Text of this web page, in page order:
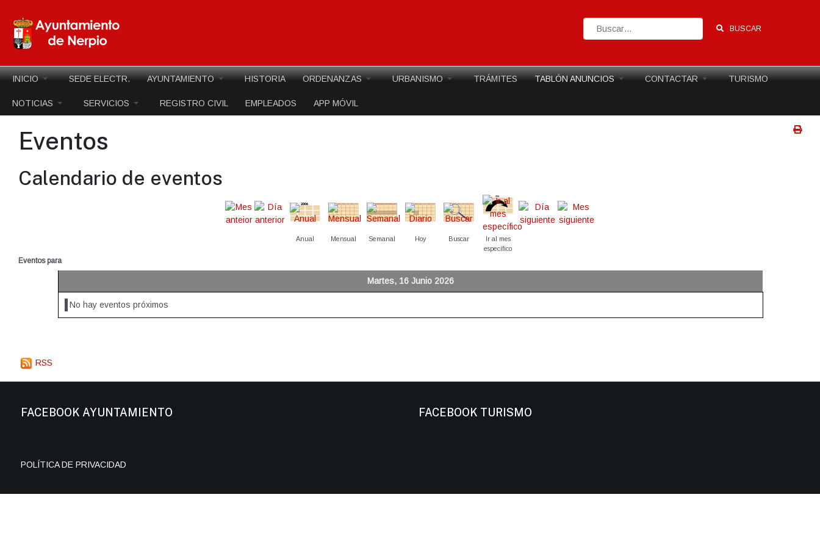
BUSCAR
INICIO SEDE ELECTR. AYUNTAMIENTO HISTORIA ORDENANZAS URBANISMO TRÁMITES TABLÓN ANUNCIOS CONTACTAR TURISMO
NOTICIAS SERVICIOS REGISTRO CIVIL EMPLEADOS APP MÓVIL
Eventos
Calendario de eventos
Anual Mensual Semanal Hoy Buscar
Ir al mes
específico
Eventos para
Martes, 16 Junio 2026
No hay eventos próximos
RSS
FACEBOOK AYUNTAMIENTO
POLÍTICA DE PRIVACIDAD
FACEBOOK TURISMO